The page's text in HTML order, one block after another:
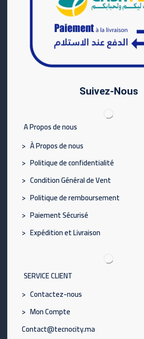
Suivez-Nous
A Propos de nous
> À Propos de nous
> Politique de confidentialité
> Condition Général de Vent
> Politique de remboursement
> Paiement Sécurisé
> Expédition et Livraison
SERVICE CLIENT
> Contactez-nous
> Mon Compte
Contact@tecnocity.ma